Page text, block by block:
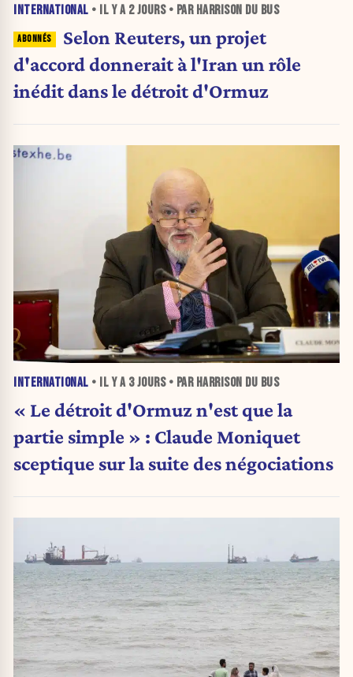
INTERNATIONAL • IL Y A 2 JOURS• PAR HARRISON DU BUS
Selon Reuters, un projet
d'accord donnerait à l'Iran un rôle
inédit dans le détroit d'Ormuz
INTERNATIONAL • IL Y A 3 JOURS• PAR HARRISON DU BUS
« Le détroit d'Ormuz n'est que la
partie simple » : Claude Moniquet
sceptique sur la suite des négociations